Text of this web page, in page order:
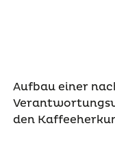
Aufbau einer
den